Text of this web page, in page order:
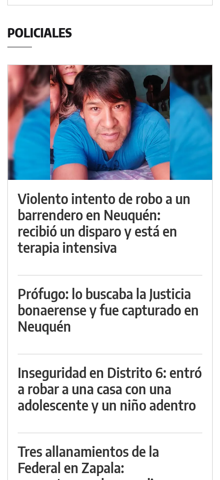
POLICIALES
Violento intento de robo a un
barrendero en Neuquén:
recibió un disparo y está en
terapia intensiva
Prófugo: lo buscaba la Justicia
bonaerense y fue capturado en
Neuquén
Inseguridad en Distrito 6: entró
a robar a una casa con una
adolescente y un niño adentro
Tres allanamientos de la
Federal en Zapala: